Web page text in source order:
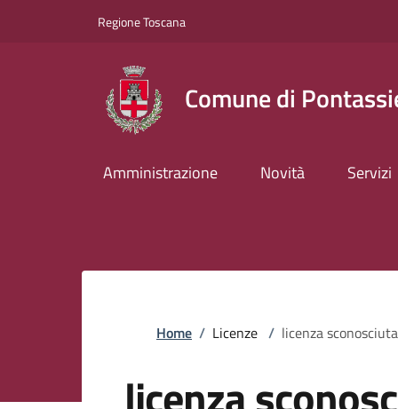
Regione ToscanaSlim top
Comune di
Amministrazione Novità Servizi
Briciole di pane
Home / Licenze / licenza sconosciuta